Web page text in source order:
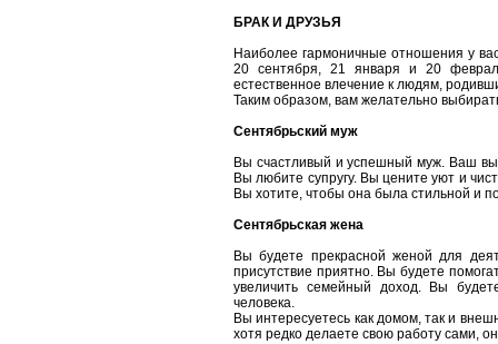
БРАК И ДРУЗЬЯ
Наиболее гармоничные отношения у
20 сентября, 21 января и 20
естественное влечение к людям,
Таким образом, вам желательно
Сентябрьский муж
Вы счастливый и успешный муж. Ваш
Вы любите супругу. Вы цените уют и
Вы хотите, чтобы она была стильной и
Сентябрьская жена
Вы будете прекрасной женой для
присутствие приятно. Вы будете
увеличить семейный доход. Вы
человека.
Вы интересуетесь как домом, так и
хотя редко делаете свою работу сами,